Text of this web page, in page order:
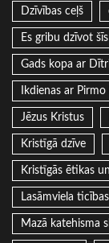
Dzīvības ceļš
Es gribu dzīvot
Gads kopa ar
Ikdienas ar
Jēzus Kristus
Kristīgā dzīve
Kristīgās ētikas
Lasāmviela
Mazā katehisma